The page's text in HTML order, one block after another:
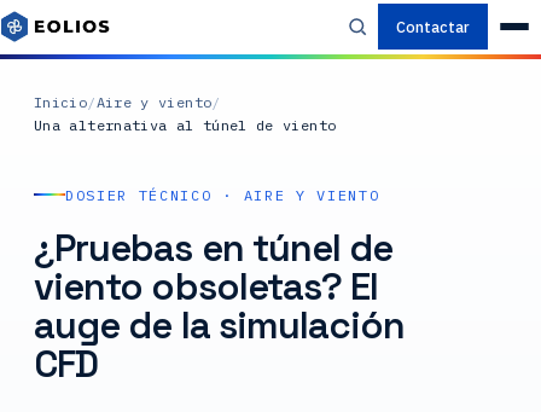
Contactar
Inicio/Aire y viento/
Una alternativa al túnel de viento
DOSIER TÉCNICO · AIRE Y VIENTO
¿Pruebas en túnel de
viento obsoletas? El
auge de la simulación
CFD